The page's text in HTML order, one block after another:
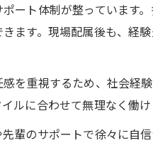
ート体制が整っています
ます。現場配属後も、経
を重視するため、社会経
ルに合わせて無理なく働け
輩のサポートで徐々に自